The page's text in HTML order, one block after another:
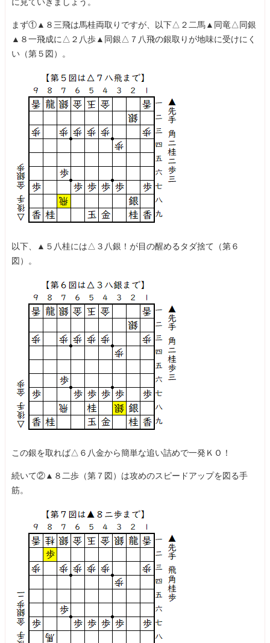
に見ていきましょう。
まず①▲８三飛は馬桂両取りですが、以下△２二馬▲同竜△同銀
▲８一飛成に△２八歩▲同銀△７八飛の銀取りが地味に受けにく
い（第５図）。
以下、▲５八桂には△３八銀！が目の醒めるタダ捨て（第６
図）。
この銀を取れば△６八金から簡単な追い詰めで一発ＫＯ！
続いて②▲８二歩（第７図）は攻めのスピードアップを図る手
筋。